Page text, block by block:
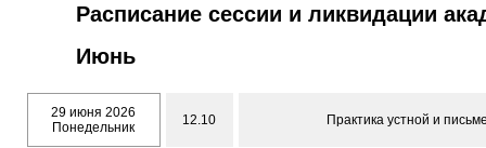
Расписание сессии и ликвидации
Июнь
29 июня 2026
Понедельник
12.10 Практика устной и